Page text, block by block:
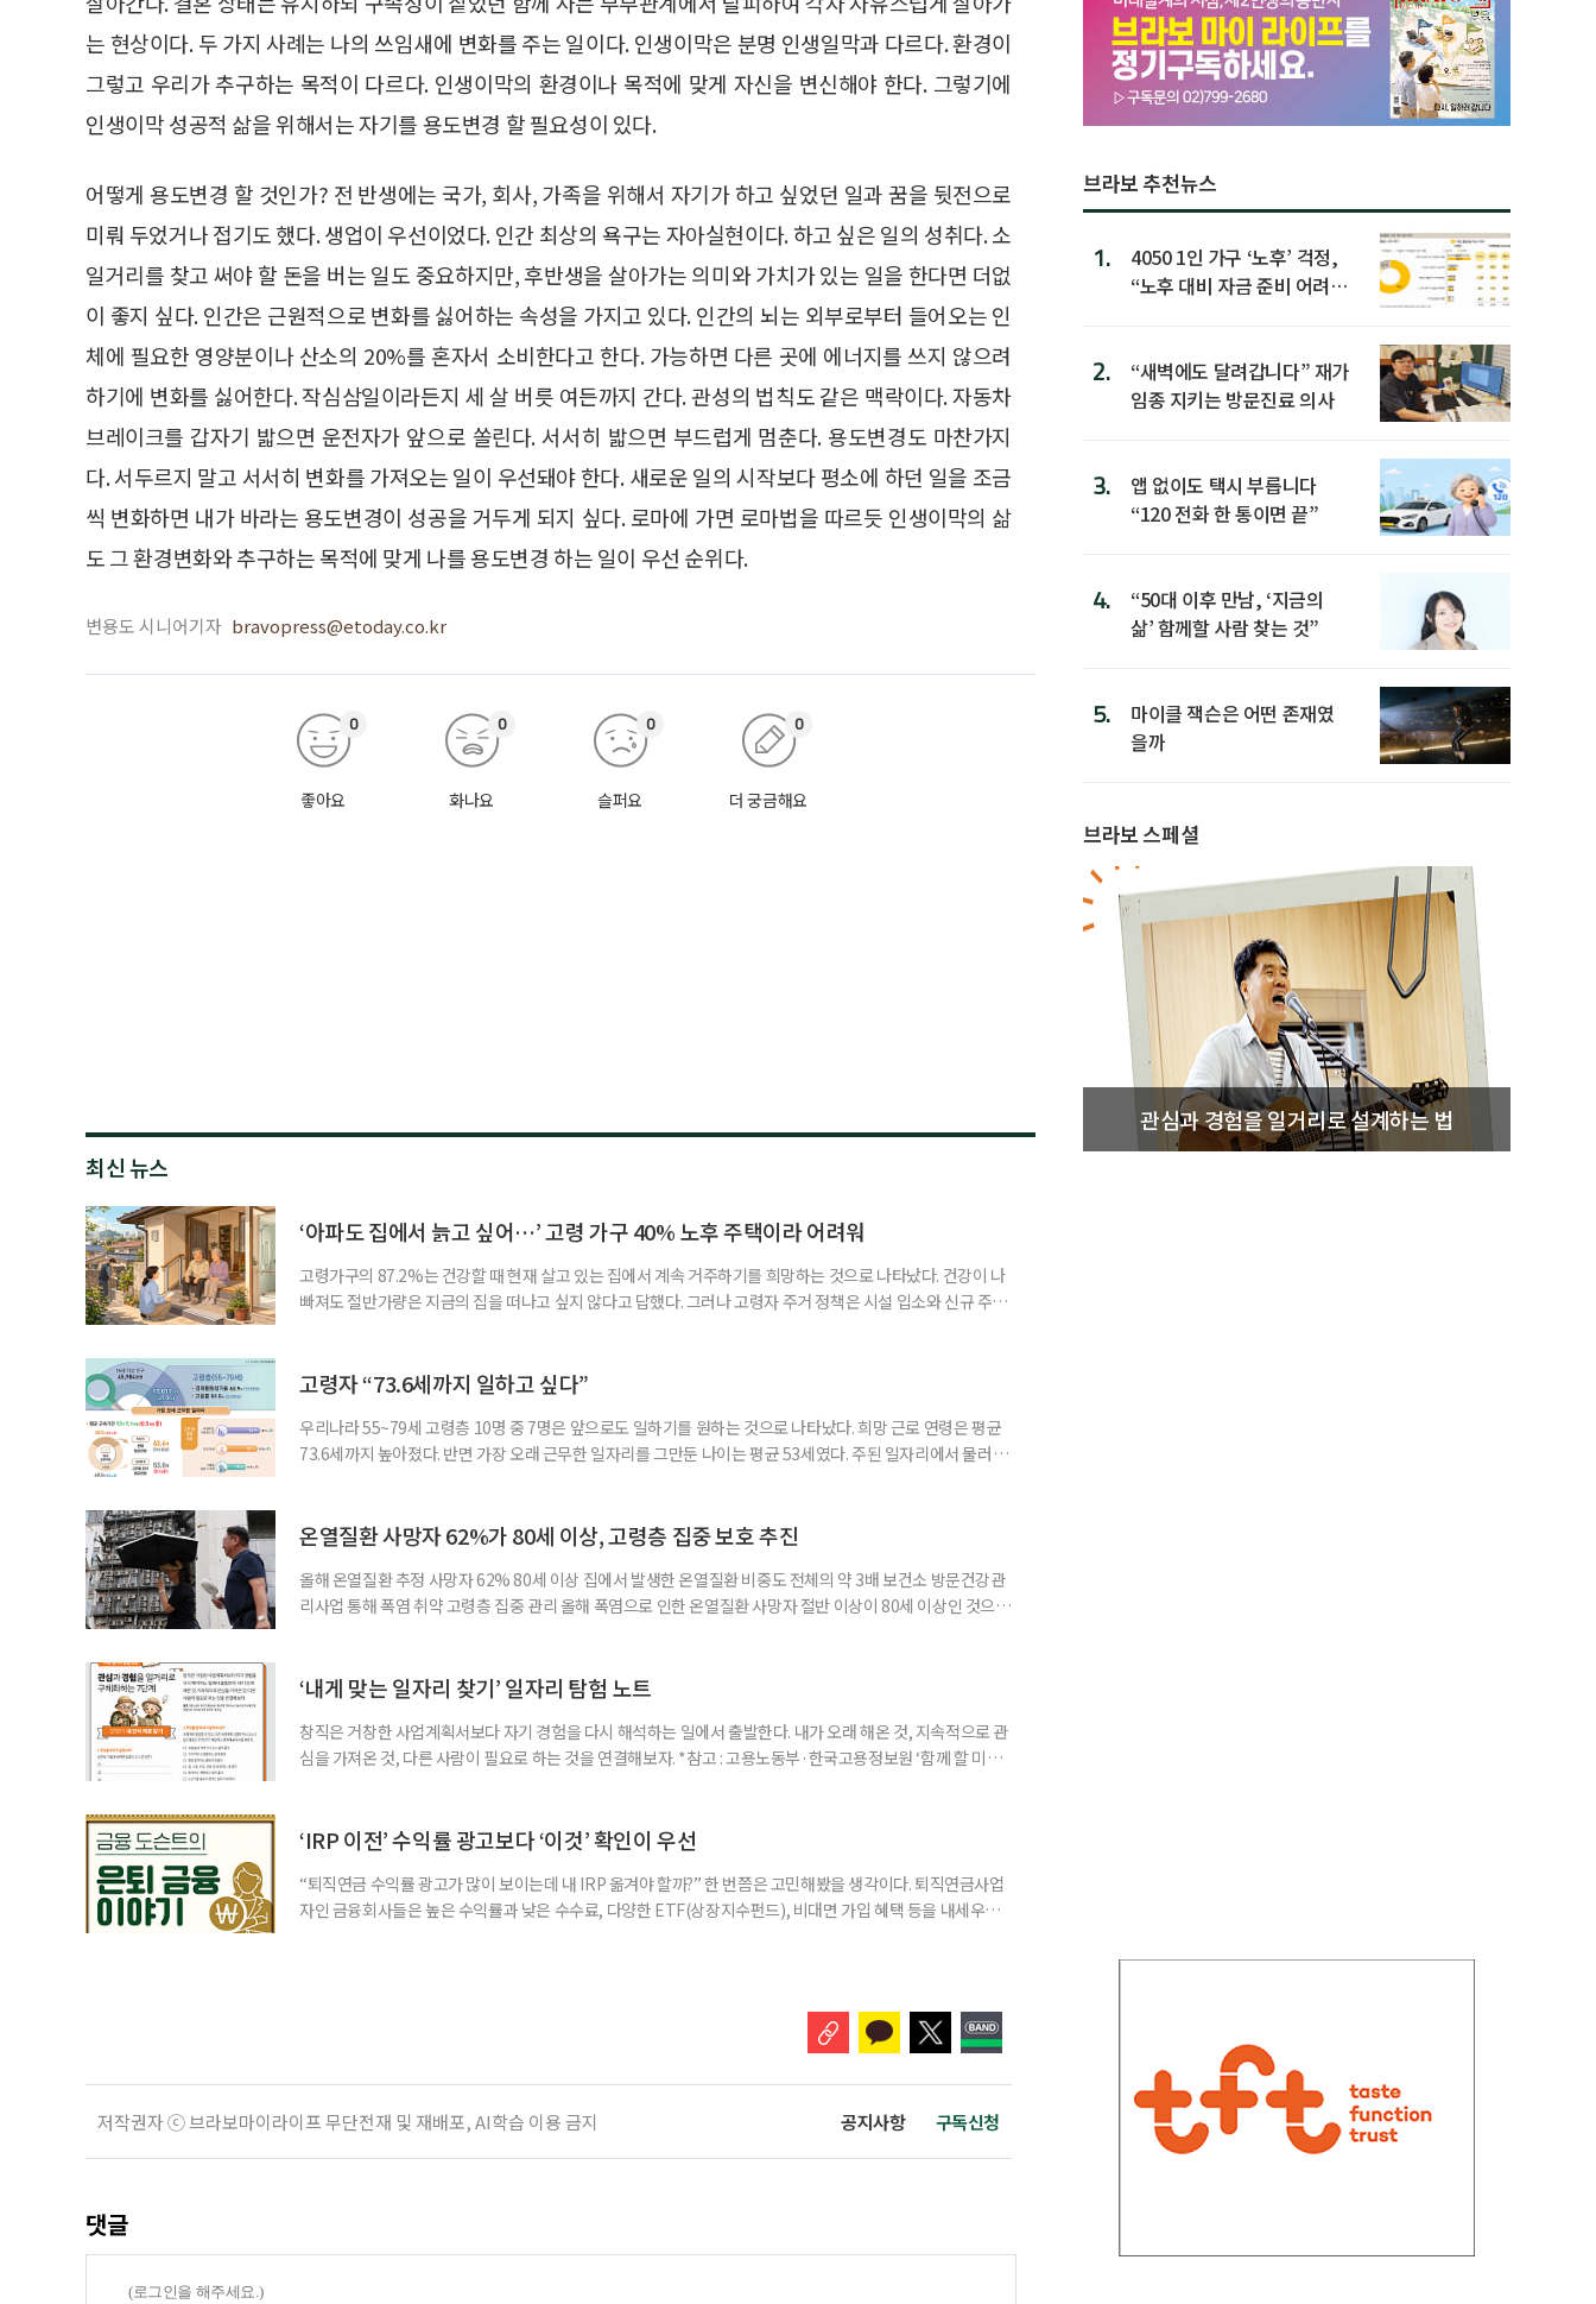
는 현상이다. 두 가지 사례는 나의 쓰임새에 변화를 주는 일이다. 인생이막은 분명 인생일막과 다르다. 환경이
그렇고 우리가 추구하는 목적이 다르다. 인생이막의 환경이나 목적에 맞게 자신을 변신해야 한다. 그렇기에
인생이막 성공적 삶을 위해서는 자기를 용도변경 할 필요성이 있다.
어떻게 용도변경 할 것인가? 전 반생에는 국가, 회사, 가족을 위해서 자기가 하고 싶었던 일과 꿈을 뒷전으로
미뤄 두었거나 접기도 했다. 생업이 우선이었다. 인간 최상의 욕구는 자아실현이다. 하고 싶은 일의 성취다. 소
일거리를 찾고 써야 할 돈을 버는 일도 중요하지만, 후반생을 살아가는 의미와 가치가 있는 일을 한다면 더없
이 좋지 싶다. 인간은 근원적으로 변화를 싫어하는 속성을 가지고 있다. 인간의 뇌는 외부로부터 들어오는 인
체에 필요한 영양분이나 산소의 20%를 혼자서 소비한다고 한다. 가능하면 다른 곳에 에너지를 쓰지 않으려
하기에 변화를 싫어한다. 작심삼일이라든지 세 살 버릇 여든까지 간다. 관성의 법칙도 같은 맥락이다. 자동차
브레이크를 갑자기 밟으면 운전자가 앞으로 쏠린다. 서서히 밟으면 부드럽게 멈춘다. 용도변경도 마찬가지
다. 서두르지 말고 서서히 변화를 가져오는 일이 우선돼야 한다. 새로운 일의 시작보다 평소에 하던 일을 조금
씩 변화하면 내가 바라는 용도변경이 성공을 거두게 되지 싶다. 로마에 가면 로마법을 따르듯 인생이막의 삶
도 그 환경변화와 추구하는 목적에 맞게 나를 용도변경 하는 일이 우선 순위다.
변용도 시니어기자 bravopress@etoday.co.kr
좋아요
0
화나요
0
슬퍼요
0
더 궁금해요
0
최신 뉴스
‘아파도 집에서 늙고 싶어…’ 고령 가구 40% 노후 주택이라 어려워
고령가구의 87.2%는 건강할 때 현재 살고 있는 집에서 계속 거주하기를 희망하는 것으로 나타났다. 건강이 나
빠져도 절반가량은 지금의 집을 떠나고 싶지 않다고 답했다. 그러나 고령자 주거 정책은 시설 입소와 신규 주택
여름호에 실린 ‘통합돌봄 시행에 따른 고령자 주거-돌봄 협업 체계 구축 방안’ 보고서는 고
고령자 “73.6세까지 일하고 싶다”
우리나라 55~79세 고령층 10명 중 7명은 앞으로도 일하기를 원하는 것으로 나타났다. 희망 근로 연령은 평균
73.6세까지 높아졌다. 반면 가장 오래 근무한 일자리를 그만둔 나이는 평균 53세였다. 주된 일자리에서 물러난
7000명으로, 1년 전보다 57만 명 증가했다. 15세 이상 인구에서 차지하는 비중은
온열질환 사망자 62%가 80세 이상, 고령층 집중 보호 추진
올해 온열질환 추정 사망자 62% 80세 이상 집에서 발생한 온열질환 비중도 전체의 약 3배 보건소 방문건강관
리사업 통해 폭염 취약 고령층 집중 관리 올해 폭염으로 인한 온열질환 사망자 절반 이상이 80세 이상인 것으로
고령층은 825명(33.8%), 80세 이상은 300명(12.3%)으로 집계됐다. 연령별 환자 수
‘내게 맞는 일자리 찾기’ 일자리 탐험 노트
창직은 거창한 사업계획서보다 자기 경험을 다시 해석하는 일에서 출발한다. 내가 오래 해온 것, 지속적으로 관
심을 가져온 것, 다른 사람이 필요로 하는 것을 연결해보자. *참고 : 고용노동부·한국고용정보원 ‘함께 할 미래
2._______________ 3._______________ ▷ 그중 내가 직접 해볼 만
‘IRP 이전’ 수익률 광고보다 ‘이것’ 확인이 우선
“퇴직연금 수익률 광고가 많이 보이는데 내 IRP 옮겨야 할까?” 한 번쯤은 고민해봤을 생각이다. 퇴직연금사업
자인 금융회사들은 높은 수익률과 낮은 수수료, 다양한 ETF(상장지수펀드), 비대면 가입 혜택 등을 내세우며
저작권자 ⓒ 브라보마이라이프 무단전재 및 재배포, AI학습 이용 금지 공지사항 구독신청
댓글
브라보 추천뉴스
1.
4050 1인 가구 ‘노후’ 걱정,
“노후 대비 자금 준비 어려
2.
“새벽에도 달려갑니다” 재가
임종 지키는 방문진료 의사
3.
앱 없이도 택시 부릅니다
“120 전화 한 통이면 끝”
4.
“50대 이후 만남, ‘지금의
삶’ 함께할 사람 찾는 것”
5.
마이클 잭슨은 어떤 존재였
을까
브라보 스페셜
관심과 경험을 일거리로 설계하는 법